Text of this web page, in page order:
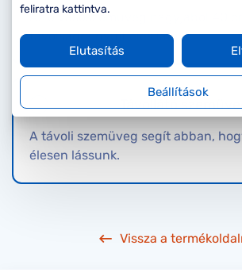
Az olvasószemüveg nagyjából 40
távolságra nyújt éles látást.
Távollátó
A távoli szemüveg segít abban,
élesen lássunk.
Vissza a
feliratra kattintva.
Beállítások
Elutasítás